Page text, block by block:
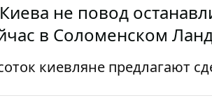
не повод
в Соломенском
киевляне предлагают